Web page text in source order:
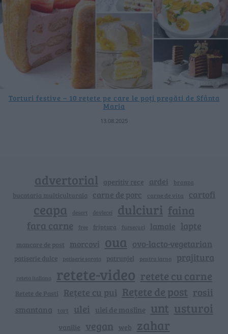
Torturi festive – 10 rețete pe care le poți pregăti de Sfânta
Maria
13.08.2025
advertorial aperitiv rece ardei branza
bucataria multiculturala carne de porc carne de vita cartofi
ceapa desert dovlecei dulciuri faina
fara carne free friptura fursecuri lamaie lapte
mancare de post morcovi oua ovo-lacto-vegetarian
patiserie dulce patiserie sarata patrunjel pentru iarna prajitura
reteta italiana retete-video retete cu carne
Retete de Pasti Rețete cu pui Rețete de post rosii
smantana tort ulei ulei de masline unt usturoi
vanilie vegan web zahar